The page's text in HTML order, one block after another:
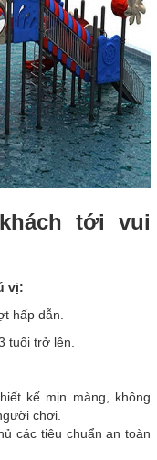
tới vui
vị:
hấp dẫn.
tuổi trở lên.
kế mịn màng, không
chơi.
các tiêu chuẩn an toàn